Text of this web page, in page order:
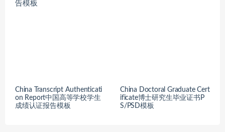
China Transcript Authenticati
on Report中国高等学校学生
成绩认证报告模板
China Doctoral Graduate Cert
ificate博士研究生毕业证书P
S/PSD模板